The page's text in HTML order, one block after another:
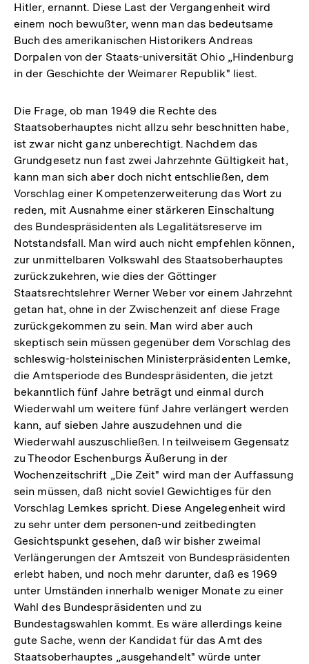
Hitler, ernannt. Diese Last der Vergangenheit wird
einem noch bewußter, wenn man das bedeutsame
Buch des amerikanischen Historikers Andreas
Dorpalen von der Staats-universität Ohio „Hindenburg
in der Geschichte der Weimarer Republik" liest.
Die Frage, ob man 1949 die Rechte des
Staatsoberhauptes nicht allzu sehr beschnitten habe,
ist zwar nicht ganz unberechtigt. Nachdem das
Grundgesetz nun fast zwei Jahrzehnte Gültigkeit hat,
kann man sich aber doch nicht entschließen, dem
Vorschlag einer Kompetenzerweiterung das Wort zu
reden, mit Ausnahme einer stärkeren Einschaltung
des Bundespräsidenten als Legalitätsreserve im
Notstandsfall. Man wird auch nicht empfehlen können,
zur unmittelbaren Volkswahl des Staatsoberhauptes
zurückzukehren, wie dies der Göttinger
Staatsrechtslehrer Werner Weber vor einem Jahrzehnt
getan hat, ohne in der Zwischenzeit anf diese Frage
zurückgekommen zu sein. Man wird aber auch
skeptisch sein müssen gegenüber dem Vorschlag des
schleswig-holsteinischen Ministerpräsidenten Lemke,
die Amtsperiode des Bundespräsidenten, die jetzt
bekanntlich fünf Jahre beträgt und einmal durch
Wiederwahl um weitere fünf Jahre verlängert werden
kann, auf sieben Jahre auszudehnen und die
Wiederwahl auszuschließen. In teilweisem Gegensatz
zu Theodor Eschenburgs Äußerung in der
Wochenzeitschrift „Die Zeit" wird man der Auffassung
sein müssen, daß nicht soviel Gewichtiges für den
Vorschlag Lemkes spricht. Diese Angelegenheit wird
zu sehr unter dem personen-und zeitbedingten
Gesichtspunkt gesehen, daß wir bisher zweimal
Verlängerungen der Amtszeit von Bundespräsidenten
erlebt haben, und noch mehr darunter, daß es 1969
unter Umständen innerhalb weniger Monate zu einer
Wahl des Bundespräsidenten und zu
Bundestagswahlen kommt. Es wäre allerdings keine
gute Sache, wenn der Kandidat für das Amt des
Staatsoberhauptes „ausgehandelt" würde unter